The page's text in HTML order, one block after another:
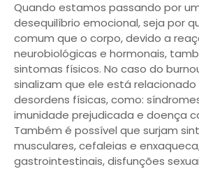
Quando estamos passando por
desequilíbrio emocional, seja por
comum que o corpo, devido a
neurobiológicas e hormonais,
sintomas físicos. No caso do
sinalizam que ele está
desordens físicas, como:
imunidade prejudicada e doença
Também é possível que surjam
musculares, cefaleias e
gastrointestinais, disfunções